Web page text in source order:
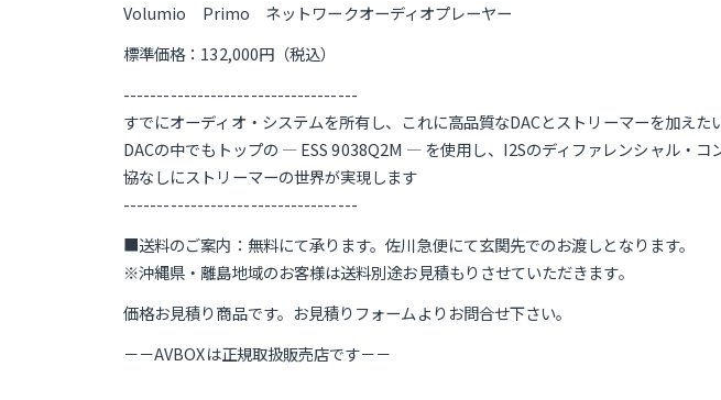
Volumio Primo ネットワークオーディオプレーヤー
標準価格：132,000円（税込）
-----------------------------------
すでにオーディオ・システムを所有し、これに高品質なDACとストリーマーを加え
DACの中でもトップの — ESS 9038Q2M — を使用し、I2Sのディファレンシャル・
協なしにストリーマーの世界が実現します
-----------------------------------
■送料のご案内：無料にて承ります。佐川急便にて玄関先でのお渡しとなります。
※沖縄県・離島地域のお客様は送料別途お見積もりさせていただきます。
価格お見積り商品です。お見積りフォームよりお問合せ下さい。
－－AVBOXは正規取扱販売店です－－